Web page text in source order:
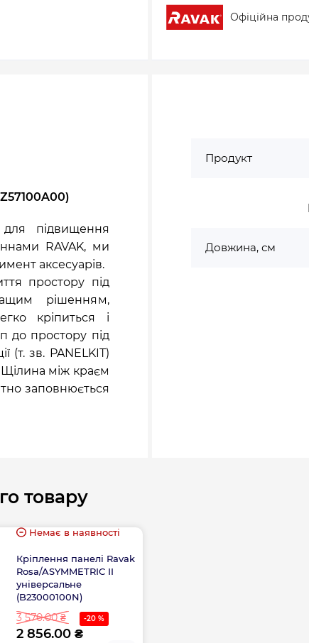
Офіційна
підвищення
RAVAK, ми
аксесуарів.
простору під
рішенням,
кріпиться і
до простору під
(т. зв. PANELKIT)
між краєм
заповнюється
Продукт
Довжина, см
товару
Немає в наявності
Кріплення панелі Ravak
Rosa/ASYMMETRIC II
універсальне
(B23000100N)
3 570.00 ₴ -20 %
2 856.00 ₴